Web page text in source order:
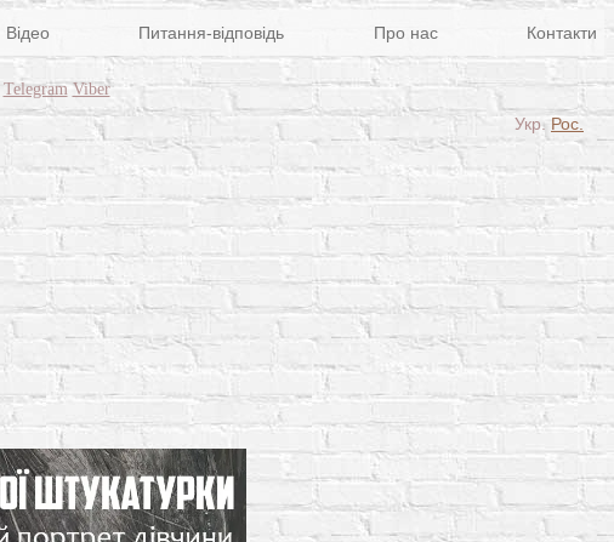
Відео Питання-відповідь Про нас Контакти
Telegram Viber
Укр. Рос.